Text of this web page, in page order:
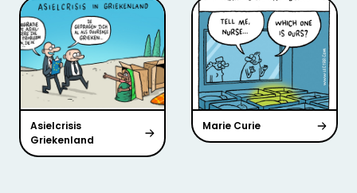
Asielcrisis
Griekenland
Marie Curie